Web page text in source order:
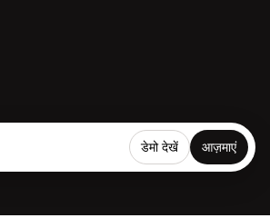
डेमो देखें आज़माएं